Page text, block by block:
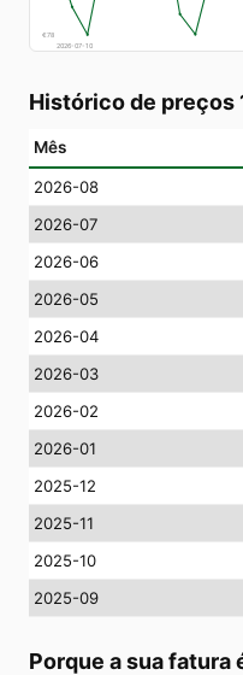
€78
2026-07-10
Histórico de preços
Mês
2026-08
2026-07
2026-06
2026-05
2026-04
2026-03
2026-02
2026-01
2025-12
2025-11
2025-10
2025-09
Porque a sua fatura